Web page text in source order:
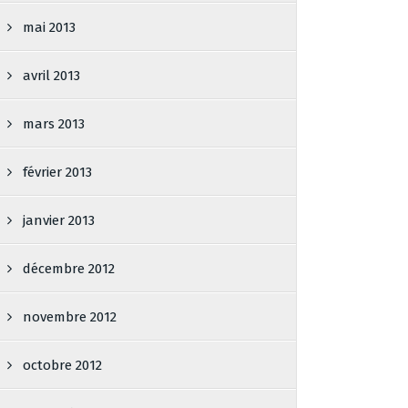
mai 2013
avril 2013
mars 2013
février 2013
janvier 2013
décembre 2012
novembre 2012
octobre 2012